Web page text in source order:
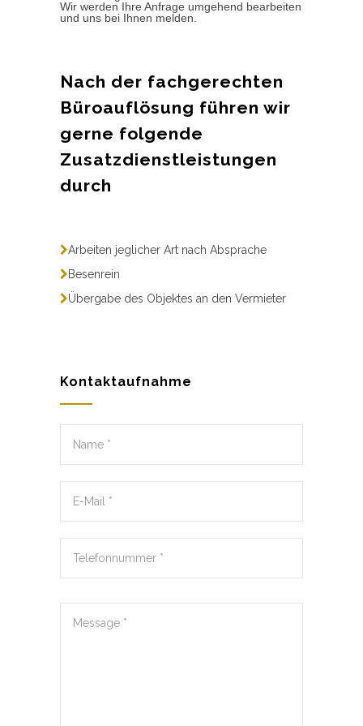
Wir werden Ihre Anfrage umgehend bearbeiten
und uns bei Ihnen melden.
Nach der fachgerechten
Büroauflösung führen wir
gerne folgende
Zusatzdienstleistungen
durch
Arbeiten jeglicher Art nach Absprache
Besenrein
Übergabe des Objektes an den Vermieter
Kontaktaufnahme